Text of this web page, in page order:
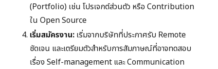
(Portfolio) เช่น โปรเจกต์ส่วนตัว หรือ Contribution
ใน Open Source
เริ่มสมัครงาน: เริ่มจากบริษัทที่ประกาศรับ Remote
ชัดเจน และเตรียมตัวสำหรับการสัมภาษณ์ที่อาจทดสอบ
เรื่อง Self-management และ Communication